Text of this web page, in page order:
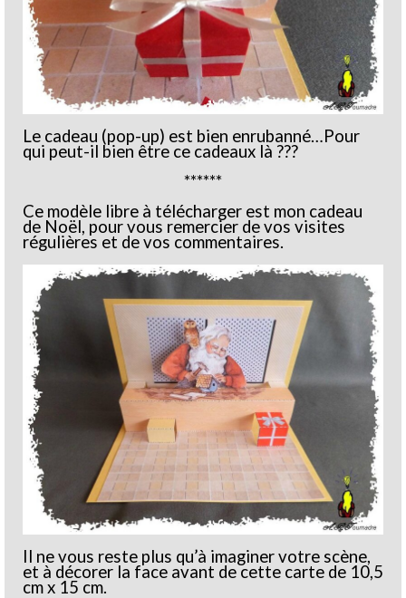
Le cadeau (pop-up) est bien enrubanné…Pour
qui peut-il bien être ce cadeaux là ???
******
Ce modèle libre à télécharger est mon cadeau
de Noël, pour vous remercier de vos visites
régulières et de vos commentaires.
Il ne vous reste plus qu’à imaginer votre scène,
et à décorer la face avant de cette carte de 10,5
cm x 15 cm.